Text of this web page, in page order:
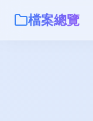
檔案總覽